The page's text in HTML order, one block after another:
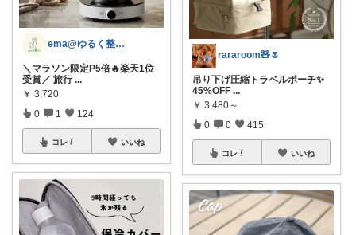
ema@ゆるく整う暮らし
＼マラソン限定P5倍🔥楽天1位
受賞／ 旅行 ...
￥ 3,720
0 1 124
コレ いいね
rararoom🧸🌷
吊り下げ圧縮トラベルポーチ✨
45%OFF ...
￥ 3,480～
0 0 415
コレ いいね